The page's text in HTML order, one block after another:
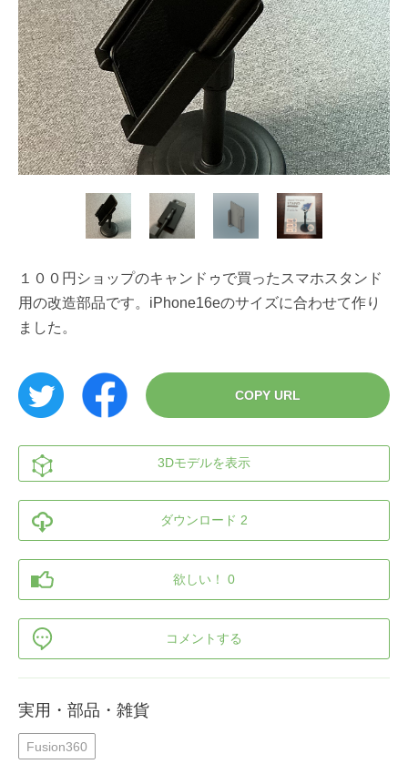
１００円ショップのキャンドゥで買ったスマホスタンド
用の改造部品です。iPhone16eのサイズに合わせて作り
ました。
COPY URL
3Dモデルを表示
ダウンロード 2
欲しい！ 0
コメントする
実用・部品・雑貨
Fusion360